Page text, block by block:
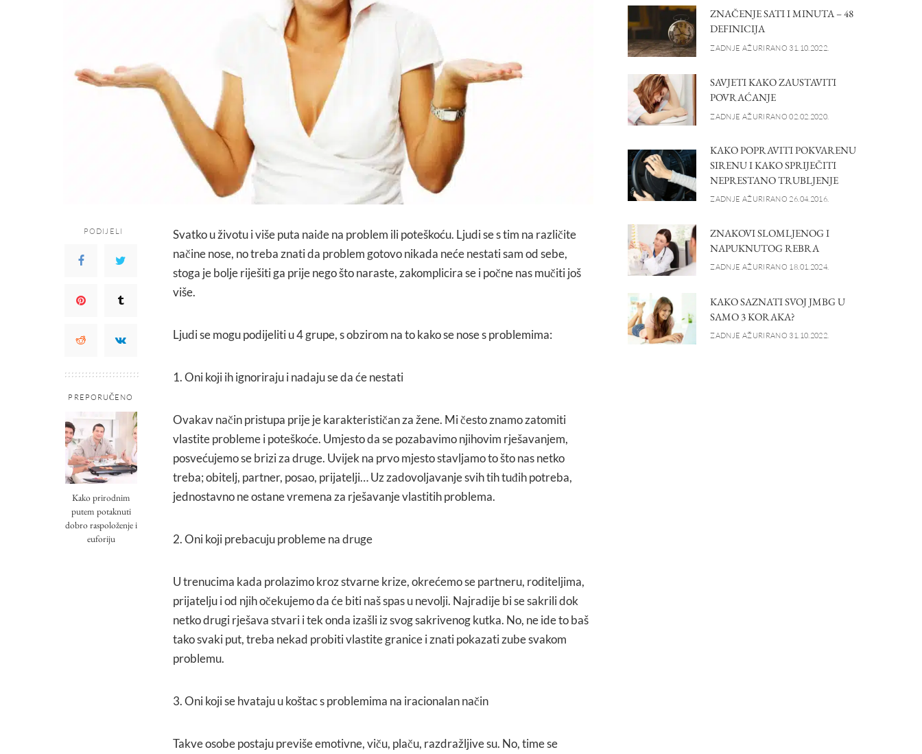
PODIJELI
PREPORUČENO
Kako prirodnim
putem potaknuti
dobro raspoloženje i
euforiju
Svatko u životu i više puta naiđe na problem ili poteškoću. Ljudi se s tim na različite
načine nose, no treba znati da problem gotovo nikada neće nestati sam od sebe,
stoga je bolje riješiti ga prije nego što naraste, zakomplicira se i počne nas mučiti još
više.
Ljudi se mogu podijeliti u 4 grupe, s obzirom na to kako se nose s problemima:
1. Oni koji ih ignoriraju i nadaju se da će nestati
Ovakav način pristupa prije je karakterističan za žene. Mi često znamo zatomiti
vlastite probleme i poteškoće. Umjesto da se pozabavimo njihovim rješavanjem,
posvećujemo se brizi za druge. Uvijek na prvo mjesto stavljamo to što nas netko
treba; obitelj, partner, posao, prijatelji… Uz zadovoljavanje svih tih tuđih potreba,
jednostavno ne ostane vremena za rješavanje vlastitih problema.
2. Oni koji prebacuju probleme na druge
U trenucima kada prolazimo kroz stvarne krize, okrećemo se partneru, roditeljima,
prijatelju i od njih očekujemo da će biti naš spas u nevolji. Najradije bi se sakrili dok
netko drugi rješava stvari i tek onda izašli iz svog sakrivenog kutka. No, ne ide to baš
tako svaki put, treba nekad probiti vlastite granice i znati pokazati zube svakom
problemu.
3. Oni koji se hvataju u koštac s problemima na iracionalan način
Takve osobe postaju previše emotivne, viču, plaču, razdražljive su. No, time se
ZNAČENJE SATI I MINUTA – 48
DEFINICIJA
ZADNJE AŽURIRANO 31.10.2022.
SAVJETI KAKO ZAUSTAVITI
POVRAĆANJE
ZADNJE AŽURIRANO 02.02.2020.
KAKO POPRAVITI POKVARENU
SIRENU I KAKO SPRIJEČITI
NEPRESTANO TRUBLJENJE
ZADNJE AŽURIRANO 26.04.2016.
ZNAKOVI SLOMLJENOG I
NAPUKNUTOG REBRA
ZADNJE AŽURIRANO 18.01.2024.
KAKO SAZNATI SVOJ JMBG U
SAMO 3 KORAKA?
ZADNJE AŽURIRANO 31.10.2022.